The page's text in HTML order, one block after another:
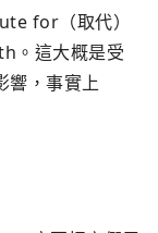
for（取代）
。這大概是受
響，事實上